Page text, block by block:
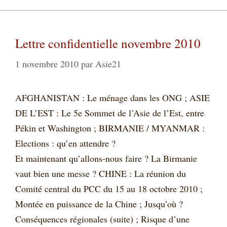
Lettre confidentielle novembre 2010
1 novembre 2010 par Asie21
AFGHANISTAN : Le ménage dans les ONG ; ASIE
DE L’EST : Le 5e Sommet de l’Asie de l’Est, entre
Pékin et Washington ; BIRMANIE / MYANMAR :
Elections : qu’en attendre ?
Et maintenant qu’allons-nous faire ? La Birmanie
vaut bien une messe ? CHINE : La réunion du
Comité central du PCC du 15 au 18 octobre 2010 ;
Montée en puissance de la Chine ; Jusqu’où ?
Conséquences régionales (suite) ; Risque d’une